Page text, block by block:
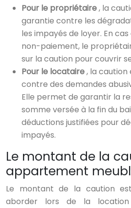
Pour le propriétaire, la
garantie contre les
les impayés de loyer. En
non-paiement, le
sur la caution pour couvrir
Pour le locataire, la
contre des demandes
Elle permet de garantir la
somme versée à la fin du
déductions justifiées pour
impayés.
Le montant de la
appartement
Le montant de la caution
aborder lors de la location